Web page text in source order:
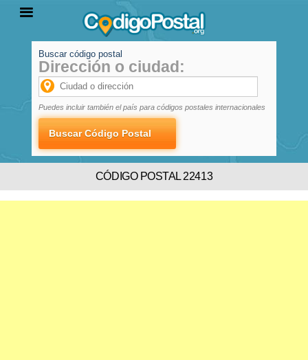
PROVINCIAS
LOCALIDADES
Buscar código postal
Dirección o ciudad:
Puedes incluir también el país para códigos postales internacionales
CÓDIGO POSTAL 22413